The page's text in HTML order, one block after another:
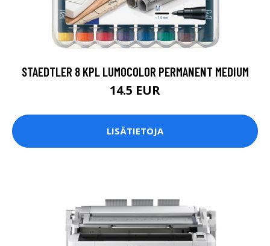
STAEDTLER 8 KPL LUMOCOLOR PERMANENT MEDIUM
14.5 EUR
LISÄTIETOJA